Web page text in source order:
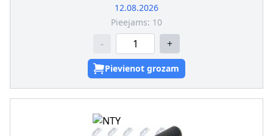
12.08.2026
Pieejams: 10
- +
Pievienot grozam